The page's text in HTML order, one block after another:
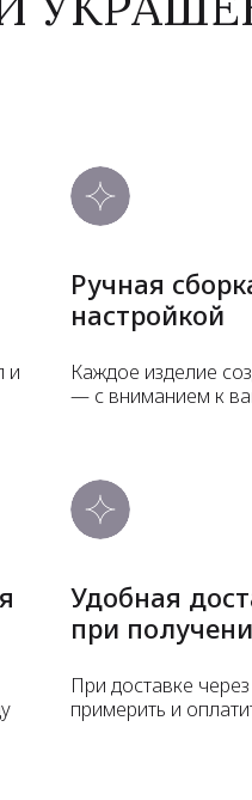
и
Ручная
настройкой
Каждое изделие
— с вниманием к
Удобная
при
При доставке
примерить и